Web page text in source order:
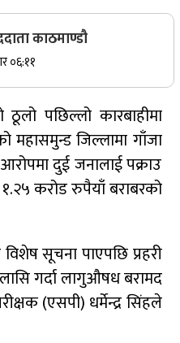
गर्‍यो दानबहादुर बुढाको रिट,
कायम
वरिष्ठ नेता गोपालमान श्रेष्ठको निधन
जना घाइते
२१ वर्षीय युवक पक्राउ
अवस्थामा फेला परेका युवाको मृत्यु
चार मन्त्रीहरूले दिए राजीनामा
काठमाण्डौ
०६:११
पछिल्लो कारबाहीमा
महासमुन्ड जिल्लामा गाँजा
दुई जनालाई पक्राउ
करोड रुपैयाँ बराबरको
सूचना पाएपछि प्रहरी
गर्दा लागुऔषध बरामद
(एसपी) धर्मेन्द्र सिंहले